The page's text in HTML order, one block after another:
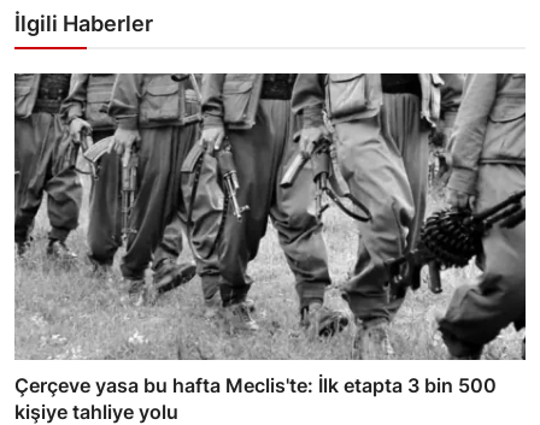
İlgili Haberler
Çerçeve yasa bu hafta Meclis'te: İlk etapta 3 bin 500
kişiye tahliye yolu